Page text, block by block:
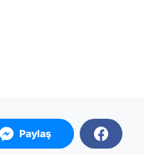
Paylaş